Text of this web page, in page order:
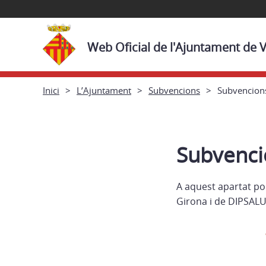
Web Oficial de l'Ajuntament de
Inici L’Ajuntament Subvencions
A aquest apartat
Girona i de